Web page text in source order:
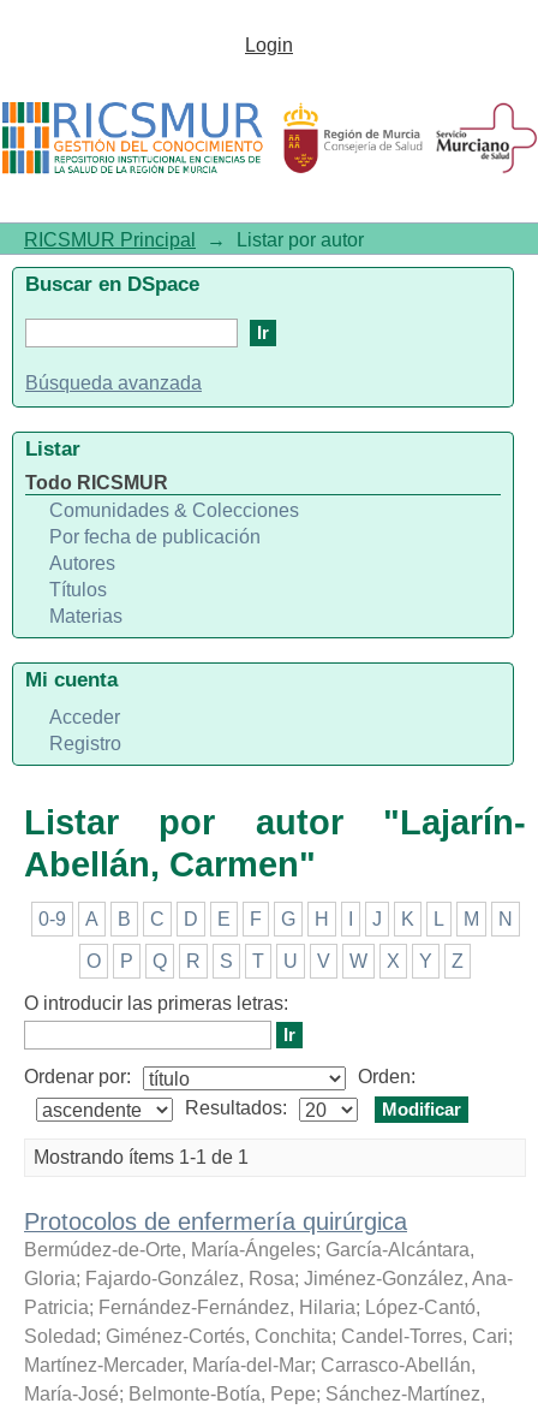
Listar por autor "Lajarín-
Login
RICSMUR Principal → Listar por autor
Listar por autor "Lajarín-
Abellán, Carmen"
0-9 A B C D E F G H J K L M N
O P Q R S T U V W X Y Z
O introducir las primeras letras:
Ordenar por:
Orden:
Resultados:
Mostrando ítems 1-1 de 1
Protocolos de enfermería quirúrgica
Bermúdez-de-Orte, María-Ángeles; García-Alcántara,
Gloria; Fajardo-González, Rosa; Jiménez-González, Ana-
Patricia; Fernández-Fernández, Hilaria; López-Cantó,
Soledad; Giménez-Cortés, Conchita; Candel-Torres, Cari;
Martínez-Mercader, María-del-Mar; Carrasco-Abellán,
María-José; Belmonte-Botía, Pepe; Sánchez-Martínez,
Buscar en DSpace
Búsqueda avanzada
Listar
Todo RICSMUR
Comunidades & Colecciones
Por fecha de publicación
Autores
Títulos
Materias
Mi cuenta
Acceder
Registro